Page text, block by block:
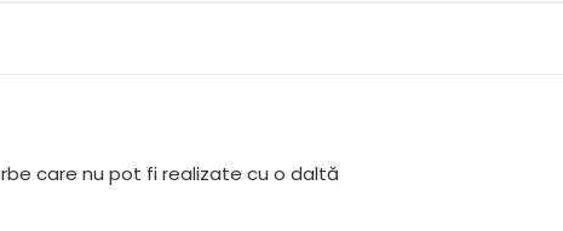
care nu pot fi realizate cu o daltă